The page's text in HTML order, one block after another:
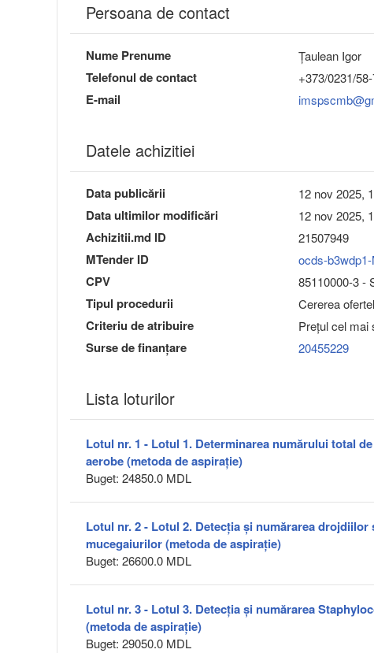
Persoana de contact
Nume Prenume Țaulean Igor
Telefonul de contact +373/0231/
E-mail
Datele achizitiei
Data publicării 12 nov 2025,
Data ultimilor modificări 12 nov 2025,
Achizitii.md ID 21507949
MTender ID ocds-
CPV 85110000-3 -
Tipul procedurii Cererea
Criteriu de atribuire Preţul cel mai
Surse de finanțare 20455229
Lista loturilor
Lotul nr. 1 - Lotul 1. Determinarea numărului total
aerobe (metoda de aspirație)
Buget: 24850.0 MDL
Lotul nr. 2 - Lotul 2. Detecția și numărarea drojdiilor
mucegaiurilor (metoda de aspirație)
Buget: 26600.0 MDL
Lotul nr. 3 - Lotul 3. Detecția și numărarea
(metoda de aspirație)
Buget: 29050.0 MDL